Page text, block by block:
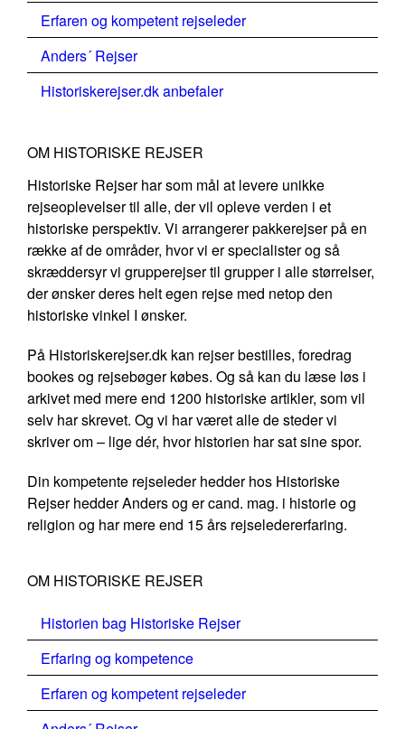
Erfaren og kompetent rejseleder
Anders´ Rejser
Historiskerejser.dk anbefaler
OM HISTORISKE REJSER
Historiske Rejser har som mål at levere unikke
rejseoplevelser til alle, der vil opleve verden i et
historiske perspektiv. Vi arrangerer pakkerejser på en
række af de områder, hvor vi er specialister og så
skræddersyr vi grupperejser til grupper i alle størrelser,
der ønsker deres helt egen rejse med netop den
historiske vinkel I ønsker.
På Historiskerejser.dk kan rejser bestilles, foredrag
bookes og rejsebøger købes. Og så kan du læse løs i
arkivet med mere end 1200 historiske artikler, som vil
selv har skrevet. Og vi har været alle de steder vi
skriver om – lige dér, hvor historien har sat sine spor.
Din kompetente rejseleder hedder hos Historiske
Rejser hedder Anders og er cand. mag. i historie og
religion og har mere end 15 års rejseledererfaring.
OM HISTORISKE REJSER
Historien bag Historiske Rejser
Erfaring og kompetence
Erfaren og kompetent rejseleder